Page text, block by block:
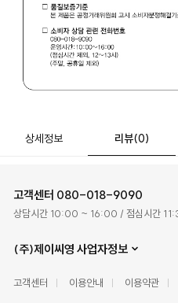
상세정보 리뷰(0)
고객센터 080-018-9090
상담시간 10:00 ~ 16:00 / 점심시간
(주)제이씨영 사업자정보
고객센터 이용안내 이용약관